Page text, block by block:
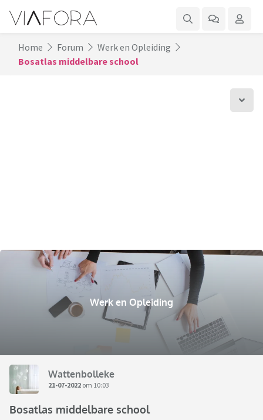
Home Forum
Werk en Opleiding
Bosatlas middelbare school
Werk en Opleiding
Wattenbolleke
21-07-2022 om 10:03
Bosatlas middelbare school